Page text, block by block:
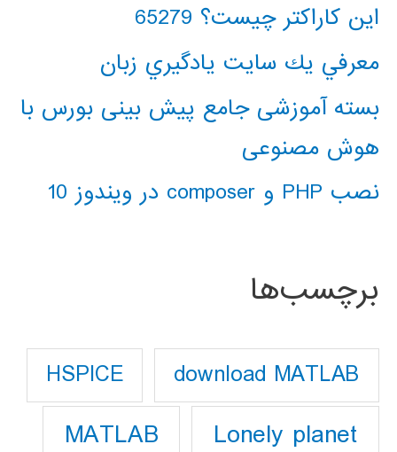
این کاراکتر چیست؟ 65279
معرفي يك سايت يادگيري زبان
بسته آموزشی جامع پیش بینی بورس با
هوش مصنوعی
نصب PHP و composer در ویندوز 10
برچسب‌ها
download MATLAB
HSPICE
Lonely planet
MATLAB